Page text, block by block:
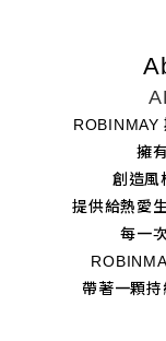
ROBINMAY
擁
創造風
提供給熱愛
每一
帶著一顆